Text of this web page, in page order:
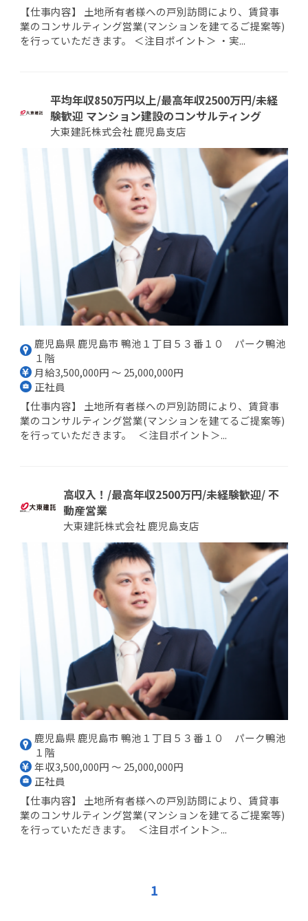
【仕事内容】 土地所有者様への戸別訪問により、賃貸事
業のコンサルティング営業(マンションを建てるご提案等)
を行っていただきます。 ＜注目ポイント＞ ・実...
平均年収850万円以上/最高年収2500万円/未経
験歓迎 マンション建設のコンサルティング
大東建託株式会社 鹿児島支店
鹿児島県 鹿児島市 鴨池１丁目５３番１０ パーク鴨池
１階
月給3,500,000円 ～ 25,000,000円
正社員
【仕事内容】 土地所有者様への戸別訪問により、賃貸事
業のコンサルティング営業(マンションを建てるご提案等)
を行っていただきます。 ＜注目ポイント＞...
高収入！/最高年収2500万円/未経験歓迎/ 不
動産営業
大東建託株式会社 鹿児島支店
鹿児島県 鹿児島市 鴨池１丁目５３番１０ パーク鴨池
１階
年収3,500,000円 ～ 25,000,000円
正社員
【仕事内容】 土地所有者様への戸別訪問により、賃貸事
業のコンサルティング営業(マンションを建てるご提案等)
を行っていただきます。 ＜注目ポイント＞...
1